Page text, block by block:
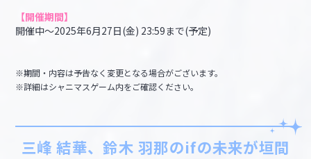
【開催期間】
開催中～2025年6月27日(金) 23:59まで(予定)
※期間・内容は予告なく変更となる場合がございます。
※詳細はシャニマスゲーム内をご確認ください。
三峰 結華、鈴木 羽那のifの未来が垣間